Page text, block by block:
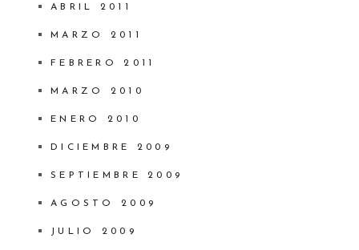
ABRIL 2011
MARZO 2011
FEBRERO 2011
MARZO 2010
ENERO 2010
DICIEMBRE 2009
SEPTIEMBRE 2009
AGOSTO 2009
JULIO 2009